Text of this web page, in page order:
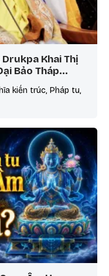
Khai Thị
Bảo Tháp…
kiến trúc, Pháp tu,